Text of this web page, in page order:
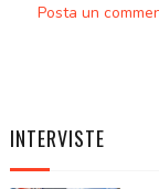
Posta un
INTERVISTE